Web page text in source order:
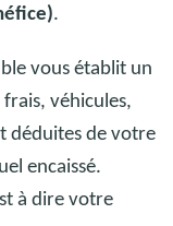
.
vous établit un
véhicules,
déduites de votre
encaissé.
à dire votre